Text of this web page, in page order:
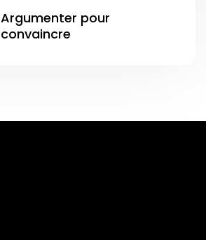
Argumenter pour
convaincre